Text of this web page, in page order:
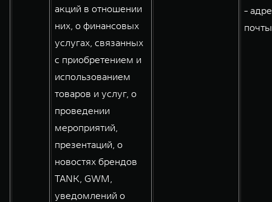
акций в отношении
них, о финансовых
услугах, связанных
с приобретением и
использованием
товаров и услуг, о
проведении
мероприятий,
презентаций, о
новостях брендов
TANK, GWM,
уведомлений о
-